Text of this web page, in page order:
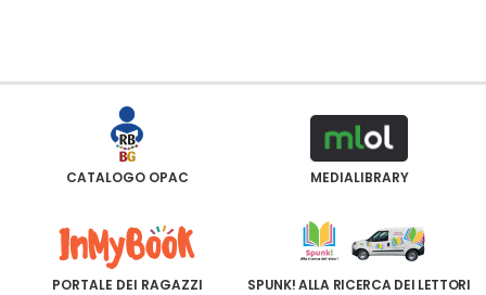
CATALOGO OPAC MEDIALIBRARY
PORTALE DEI RAGAZZI SPUNK! ALLA RICERCA DEI LETTORI